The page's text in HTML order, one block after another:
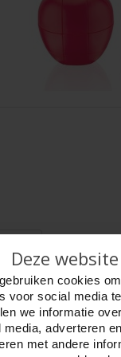
Magic Appel
is een 3 x 3 puzzel,
speelpret mee : de
design, verkrijgbaar in
Fruit Series Puzzels –
Deze
cookies
voor social media
we informatie
media, adverteren
met andere